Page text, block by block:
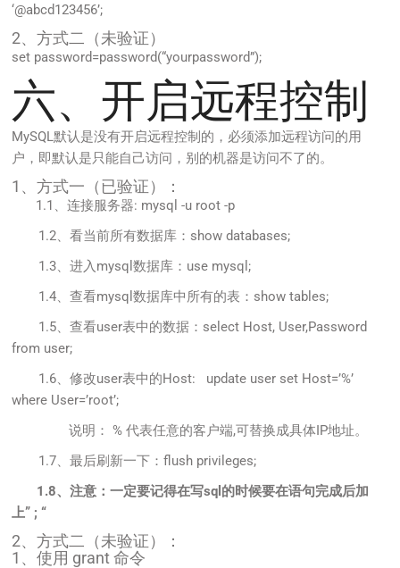
‘@abcd123456’;
2、方式二（未验证）
set password=password(“yourpassword”);
六、开启远程控制
MySQL默认是没有开启远程控制的，必须添加远程访问的用
户，即默认是只能自己访问，别的机器是访问不了的。
1、方式一（已验证）：
1.1、连接服务器: mysql -u root -p
1.2、看当前所有数据库：show databases;
1.3、进入mysql数据库：use mysql;
1.4、查看mysql数据库中所有的表：show tables;
1.5、查看user表中的数据：select Host, User,Password
from user;
1.6、修改user表中的Host: update user set Host=’%’
where User=’root’;
说明： % 代表任意的客户端,可替换成具体IP地址。
1.7、最后刷新一下：flush privileges;
1.8、注意：一定要记得在写sql的时候要在语句完成后加
上” ; “
2、方式二（未验证）：
1、使用 grant 命令